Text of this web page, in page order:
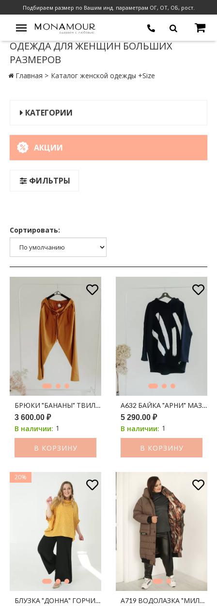
Подбираем размер по Вашим инд. параметрам ОГ, ОТ, ОБ, рост.
ОДЕЖДА ДЛЯ ЖЕНЩИН БОЛЬШИХ
РАЗМЕРОВ
Главная Каталог женской одежды +Size
КАТЕГОРИИ
АКЦИИ
ФИЛЬТРЫ
Сортировать:
БРЮКИ "БАНАНЫ" ТВИЛ ОРАНЖЕВЫЙ
3 600.00 ₽
В наличии: 1
В КОРЗИНУ
А632 БАЙКА "АРНИ" МАЗКИ
5 290.00 ₽
В наличии: 1
В КОРЗИНУ
20%
БЛУЗКА "ДОННА" ГОРЧИЦА В ХАОТИЧНЫЙ СРЕДНИЙ ГОРОХ
А719 ВОДОЛАЗКА "МИЛА"